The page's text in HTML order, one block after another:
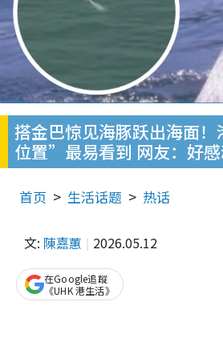
搭金巴惊见海豚跃出海面
位置”最易看到 网友：好
首页 生活话题 热话
文: 陳嘉蕙 2026.05.12
在Google追蹤
《UHK 港生活》